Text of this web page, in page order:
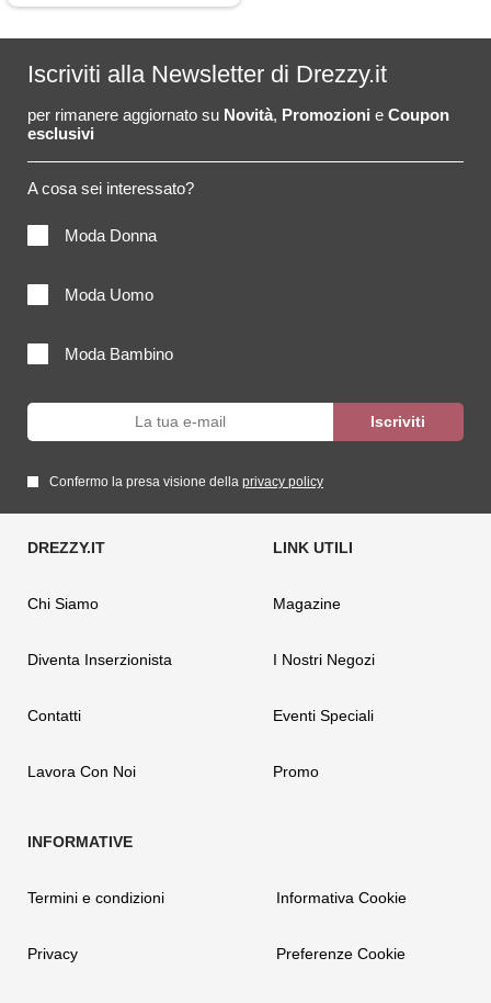
Iscriviti alla Newsletter di Drezzy.it
per rimanere aggiornato su Novità, Promozioni e Coupon
esclusivi
A cosa sei interessato?
Moda Donna
Moda Uomo
Moda Bambino
Confermo la presa visione della privacy policy
Chi Siamo
Diventa Inserzionista
Contatti
Lavora Con Noi
Magazine
I Nostri Negozi
Eventi Speciali
Promo
Termini e condizioni
Privacy
Informativa Cookie
Preferenze Cookie